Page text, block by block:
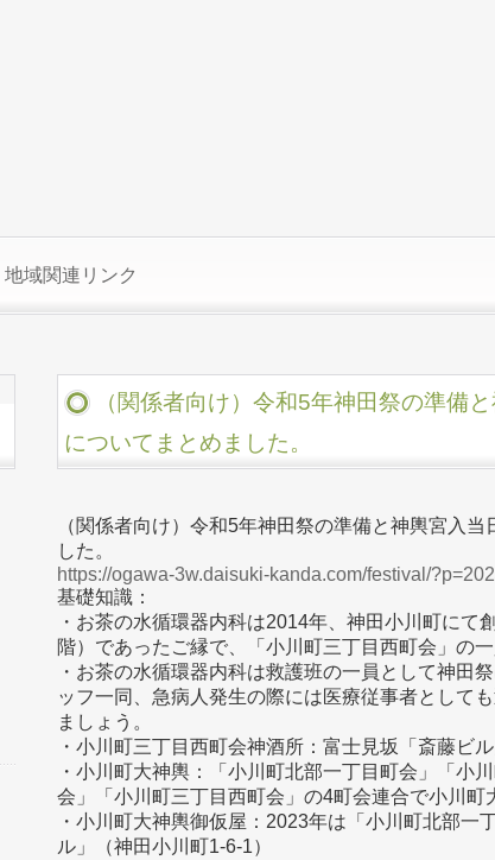
地域関連リンク
（関係者向け）令和5年神田祭の準備
についてまとめました。
（関係者向け）令和5年神田祭の準備と神輿宮入
した。
https://ogawa-3w.daisuki-kanda.com/festival/
基礎知識：
・お茶の水循環器内科は2014年、神田小川町にて
階）であったご縁で、「小川町三丁目西町会」の
・お茶の水循環器内科は救護班の一員として神田
ッフ一同、急病人発生の際には医療従事者として
ましょう。
・小川町三丁目西町会神酒所：富士見坂「斎藤ビ
・小川町大神輿：「小川町北部一丁目町会」「小
会」「小川町三丁目西町会」の4町会連合で小川町
・小川町大神輿御仮屋：2023年は「小川町北部一
ル」（神田小川町1-6-1）